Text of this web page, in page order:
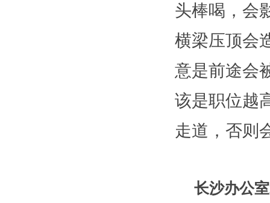
头棒喝，会
横梁压顶会
意是前途会
该是职位越
走道，否则
长沙办公